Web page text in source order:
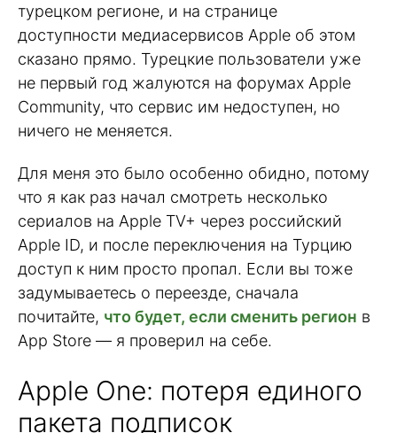
турецком регионе, и на странице
доступности медиасервисов Apple об этом
сказано прямо. Турецкие пользователи уже
не первый год жалуются на форумах Apple
Community, что сервис им недоступен, но
ничего не меняется.
Для меня это было особенно обидно, потому
что я как раз начал смотреть несколько
сериалов на Apple TV+ через российский
Apple ID, и после переключения на Турцию
доступ к ним просто пропал. Если вы тоже
задумываетесь о переезде, сначала
почитайте, что будет, если сменить регион в
App Store — я проверил на себе.
Apple One: потеря единого
пакета подписок